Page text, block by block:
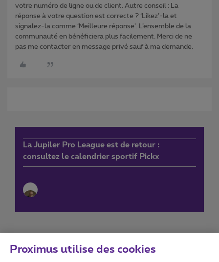
votre numéro de ligne ou de client. Autre conseil : La
réponse à votre question est correcte ? ‘Likez’-la et
signalez-la comme ‘Meilleure réponse’. L’ensemble de la
communauté en bénéficiera plus facilement. Merci de ne
pas me contacter en message privé sauf à ma demande.
La Jupiler Pro League est de retour :
consultez le calendrier sportif Pickx
Proximus utilise des cookies